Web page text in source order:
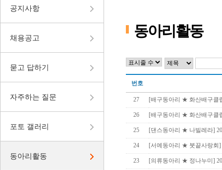
공지사항
채용공고
묻고 답하기
자주하는 질문
포토 갤러리
동아리활동
동아리활동
번호
27 [배구동아리 ★ 화산배구클
26 [배구동아리 ★ 화산배구클
25 [댄스동아리 ★ 나빌레라]
24 [서예동아리 ★ 붓끝사랑회]
23 [의류동아리 ★ 정나누미]